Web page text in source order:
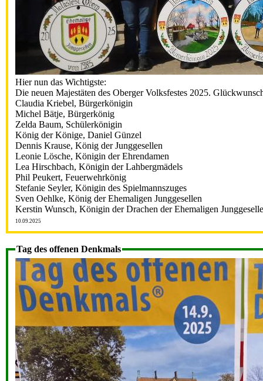
Hier nun das Wichtigste:
Die neuen Majestäten des Oberger Volksfestes 2025.
Claudia Kriebel, Bürgerkönigin
Michel Bätje, Bürgerkönig
Zelda Baum, Schülerkönigin
König der Könige, Daniel Günzel
Dennis Krause, König der Junggesellen
Leonie Lösche, Königin der Ehrendamen
Lea Hirschbach, Königin der Lahbergmädels
Phil Peukert, Feuerwehrkönig
Stefanie Seyler, Königin des Spielmannszuges
Sven Oehlke, König der Ehemaligen Junggesellen
Kerstin Wunsch, Königin der Drachen der Ehemaligen
10.09.2025
Tag des offenen Denkmals